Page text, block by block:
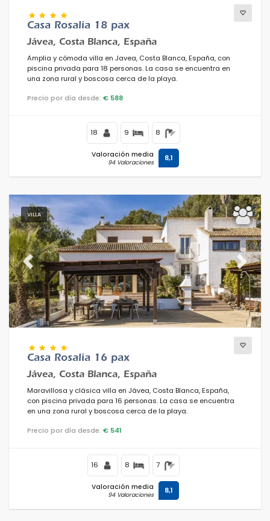
Casa Rosalia 18 pax
Jávea, Costa Blanca, España
Amplia y cómoda villa en Javea, Costa Blanca, España, con
piscina privada para 18 personas. La casa se encuentra en
una zona rural y boscosa cerca de la playa.
Precio por día desde: € 588
18 9 8
Valoración media
94 Valoraciones 8,1
VILLA
Previous Next
Casa Rosalia 16 pax
Jávea, Costa Blanca, España
Maravillosa y clásica villa en Jávea, Costa Blanca, España,
con piscina privada para 16 personas. La casa se encuentra
en una zona rural y boscosa cerca de la playa.
Precio por día desde: € 541
16 8 7
Valoración media
94 Valoraciones 8,1